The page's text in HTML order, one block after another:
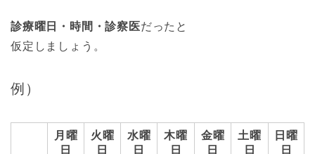
診療曜日・時間・診察医だったと
仮定しましょう。
例）
月曜
日
火曜
日
水曜
日
木曜
日
金曜
日
土曜
日
日曜
日